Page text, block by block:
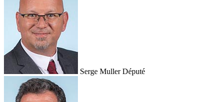
Serge Muller Député